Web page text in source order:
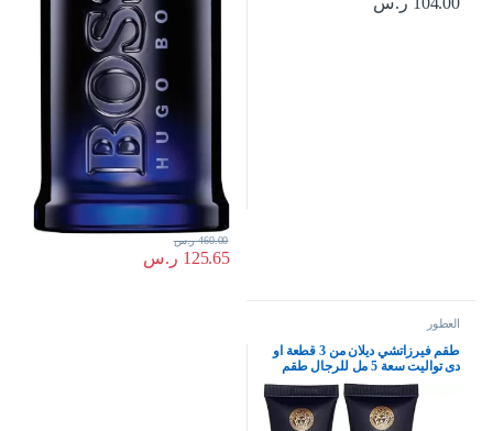
125.65 ر.س
460.00 ر.س
العطور
طقم فيرزاتشي ديلان من 3 قطعة او
دى تواليت سعة 5 مل للرجال طقم
باحجام صغيرة للرجال